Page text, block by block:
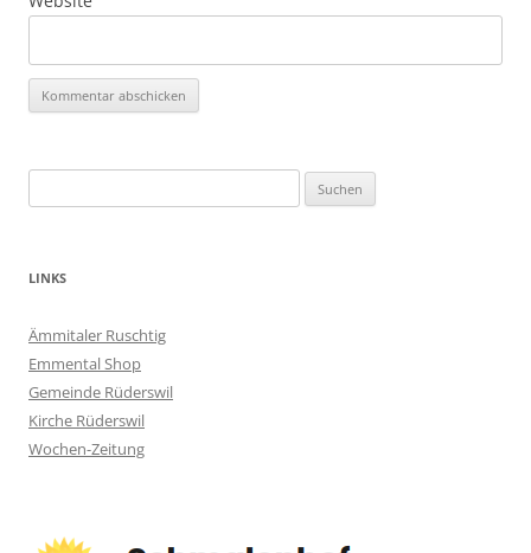
nach:
LINKS
Ämmitaler Ruschtig
Emmental Shop
Gemeinde Rüderswil
Kirche Rüderswil
Wochen-Zeitung